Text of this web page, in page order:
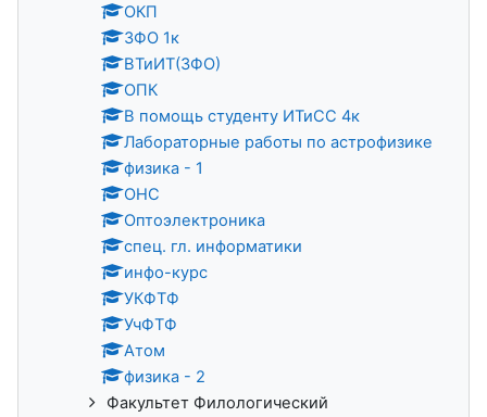
ОКП
ЗФО 1к
ВТиИТ(ЗФО)
ОПК
В помощь студенту ИТиСС 4к
Лабораторные работы по астрофизике
физика - 1
ОНС
Оптоэлектроника
спец. гл. информатики
инфо-курс
УКФТФ
УчФТФ
Атом
физика - 2
Факультет Филологический